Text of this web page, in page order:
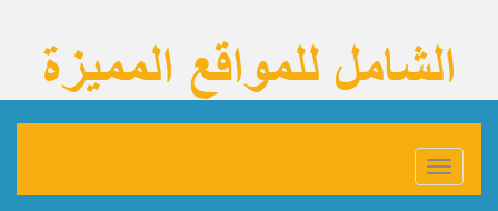
Toggle
navigation